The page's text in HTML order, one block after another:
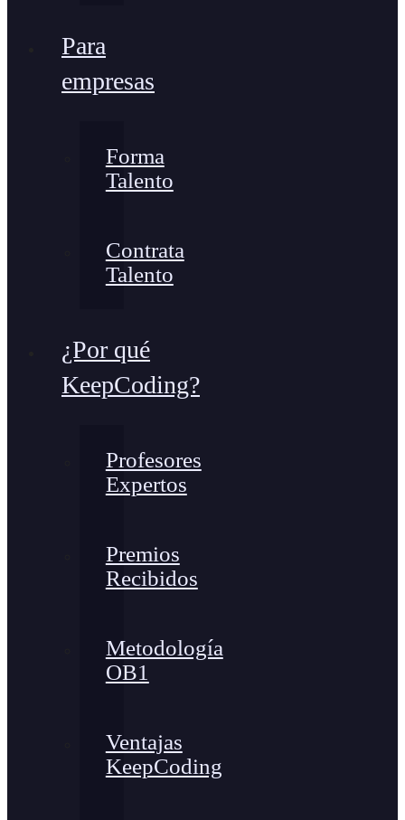
Para
empresas
Forma
Talento
Contrata
Talento
¿Por qué
KeepCoding?
Profesores
Expertos
Premios
Recibidos
Metodología
OB1
Ventajas
KeepCoding